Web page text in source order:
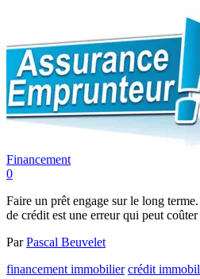
Financement
0
Faire un prêt engage sur le long
de crédit est une erreur qui peut coûter
ParPascal Beuvelet
financement immobilier crédit